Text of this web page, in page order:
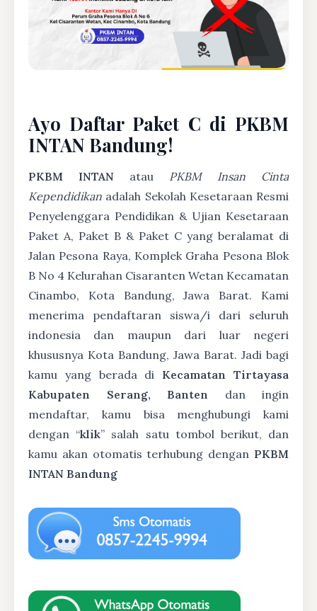
Ayo Daftar Paket C di PKBM
INTAN Bandung!
PKBM INTAN atau PKBM Insan Cinta
Kependidikan adalah Sekolah Kesetaraan Resmi
Penyelenggara Pendidikan & Ujian Kesetaraan
Paket A, Paket B & Paket C yang beralamat di
Jalan Pesona Raya, Komplek Graha Pesona Blok
B No 4 Kelurahan Cisaranten Wetan Kecamatan
Cinambo, Kota Bandung, Jawa Barat. Kami
menerima pendaftaran siswa/i dari seluruh
indonesia dan maupun dari luar negeri
khususnya Kota Bandung, Jawa Barat. Jadi bagi
kamu yang berada di Kecamatan Tirtayasa
Kabupaten Serang, Banten dan ingin
mendaftar, kamu bisa menghubungi kami
dengan “klik” salah satu tombol berikut, dan
kamu akan otomatis terhubung dengan PKBM
INTAN Bandung